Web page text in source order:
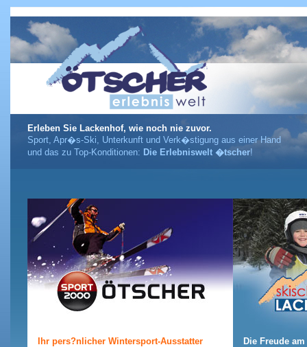
Erleben Sie Lackenhof, wie noch nie zuvor.
Sport, Apr�s-Ski, Unterkunft und Verk�stigung aus einer Hand
und das zu Top-Konditionen: Die Erlebniswelt �tscher!
Ihr pers?nlicher Wintersport-Ausstatter Die Freude